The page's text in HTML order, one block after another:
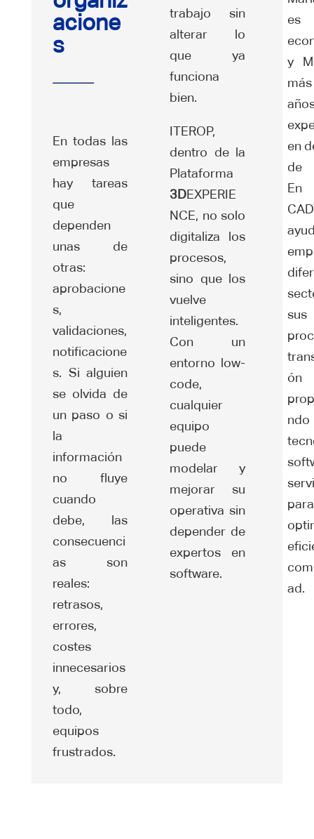
acione
s
En todas las
empresas
hay tareas
que
dependen
unas de
otras:
aprobacione
s,
validaciones,
notificacione
s. Si alguien
se olvida de
un paso o si
la
información
no fluye
cuando
debe, las
consecuenci
as son
reales:
retrasos,
errores,
costes
innecesarios
y, sobre
todo,
equipos
frustrados.
trabajo sin
alterar lo
que ya
funciona
bien.
ITEROP,
dentro de la
Plataforma
3DEXPERIE
NCE, no solo
digitaliza los
procesos,
sino que los
vuelve
inteligentes.
Con un
entorno low-
code,
cualquier
equipo
puede
modelar y
mejorar su
operativa sin
depender de
expertos en
software.
es
y
en
de
En
sus
ón
ndo
para
ad.